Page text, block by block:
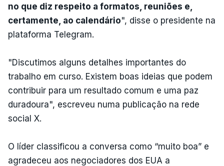
no que diz respeito a formatos, reuniões e,
certamente, ao calendário", disse o presidente na
plataforma Telegram.
"Discutimos alguns detalhes importantes do
trabalho em curso. Existem boas ideias que podem
contribuir para um resultado comum e uma paz
duradoura", escreveu numa publicação na rede
social X.
O líder classificou a conversa como “muito boa” e
agradeceu aos negociadores dos EUA a